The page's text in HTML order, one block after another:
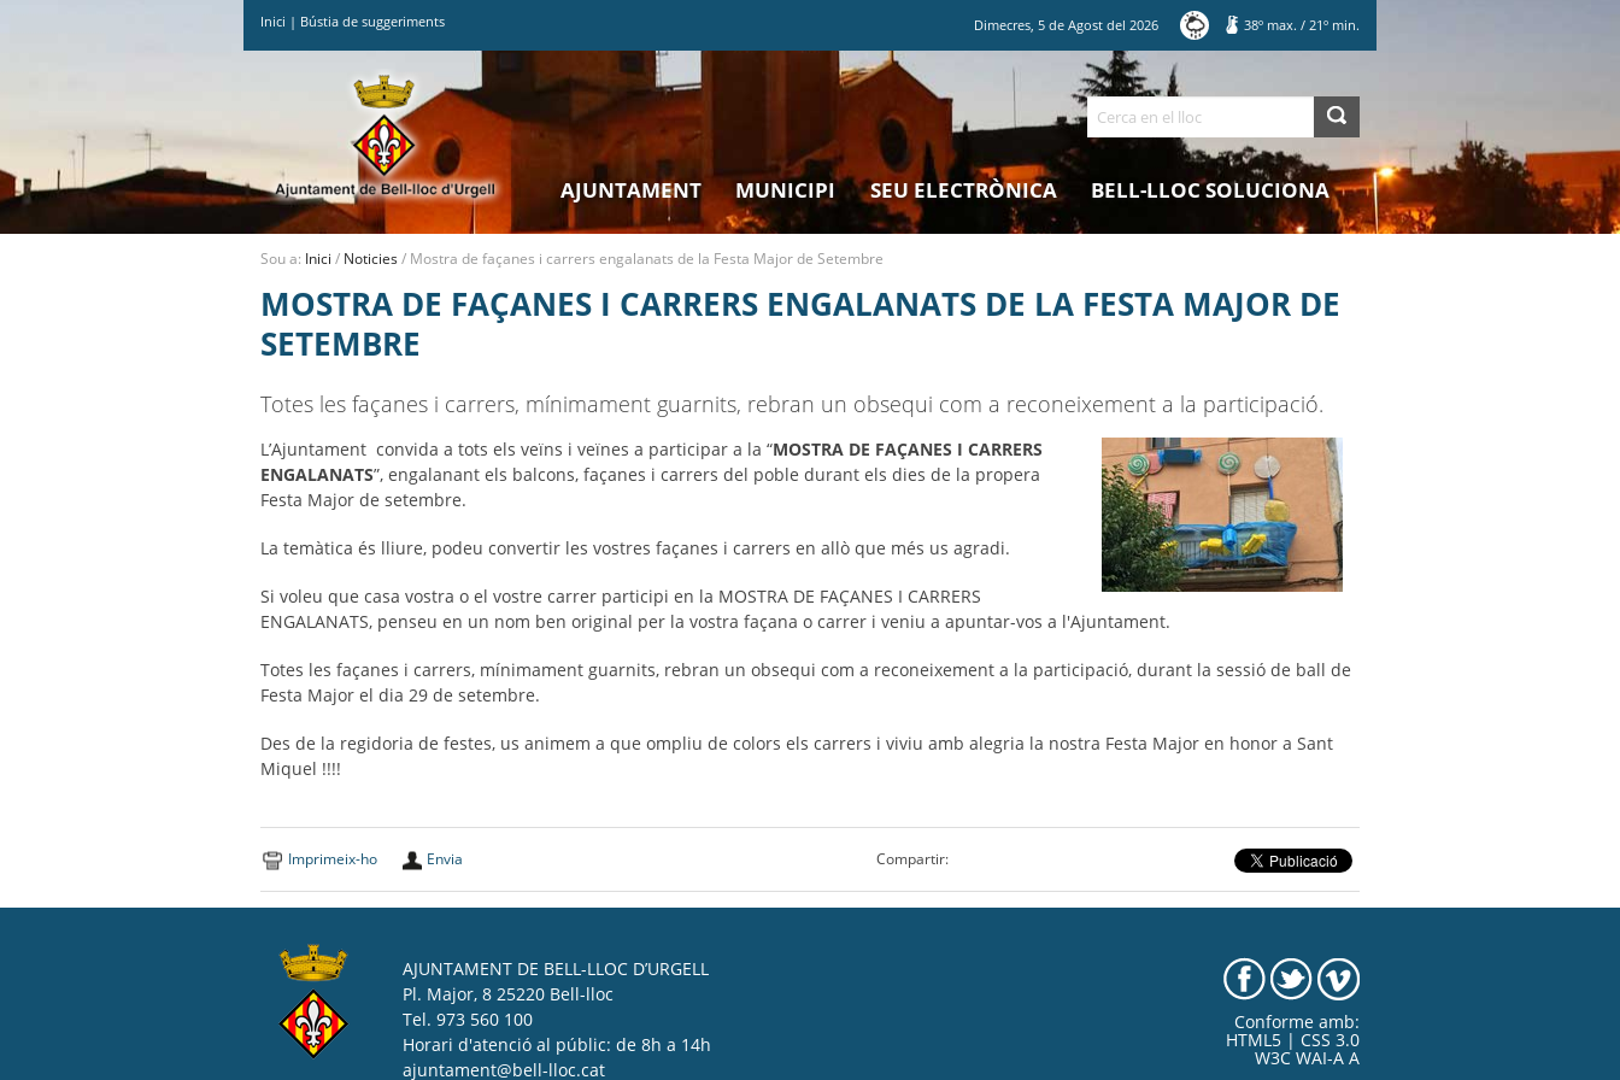
Inici | Bústia de suggeriments Dimecres,5 deAgost del2026 38º max. / 21º min.
Cerca
AJUNTAMENT MUNICIPI SEU ELECTRÒNICA BELL-LLOC SOLUCIONA
Sou a: Inici / Noticies/ Mostra de façanes i carrers engalanats de la Festa Major de Setembre
MOSTRA DE FAÇANES I CARRERS ENGALANATS DE LA FESTA MAJOR DE
SETEMBRE
Totes les façanes i carrers, mínimament guarnits, rebran un obsequi com a reconeixement a la participació.
L’Ajuntament convida a tots els veïns i veïnes a participar a la “MOSTRA DE FAÇANES I CARRERS
ENGALANATS”, engalanant els balcons, façanes i carrers del poble durant els dies de la propera
Festa Major de setembre.
La temàtica és lliure, podeu convertir les vostres façanes i carrers en allò que més us agradi.
Si voleu que casa vostra o el vostre carrer participi en la MOSTRA DE FAÇANES I CARRERS
ENGALANATS, penseu en un nom ben original per la vostra façana o carrer i veniu a apuntar-vos a l'Ajuntament.
Totes les façanes i carrers, mínimament guarnits, rebran un obsequi com a reconeixement a la participació, durant la sessió de ball de
Festa Major el dia 29 de setembre.
Des de la regidoria de festes, us animem a que ompliu de colors els carrers i viviu amb alegria la nostra Festa Major en honor a Sant
Miquel !!!!
Imprimeix-ho Envia Compartir:
AJUNTAMENT DE BELL-LLOC D’URGELL
Pl. Major, 8 25220 Bell-lloc
Tel. 973 560 100
Horari d'atenció al públic: de 8h a 14h
ajuntament@bell-lloc.cat
Conforme amb:
HTML5 | CSS 3.0
W3C WAI-A A